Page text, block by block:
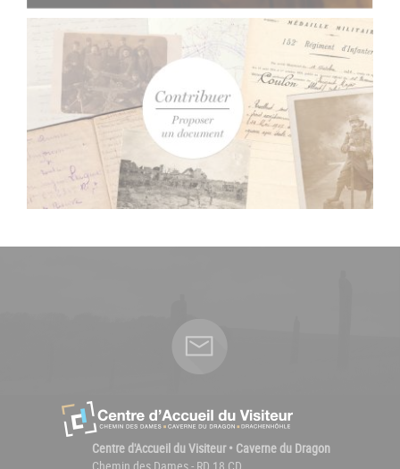
Centre d'Accueil du Visiteur • Caverne du Dragon